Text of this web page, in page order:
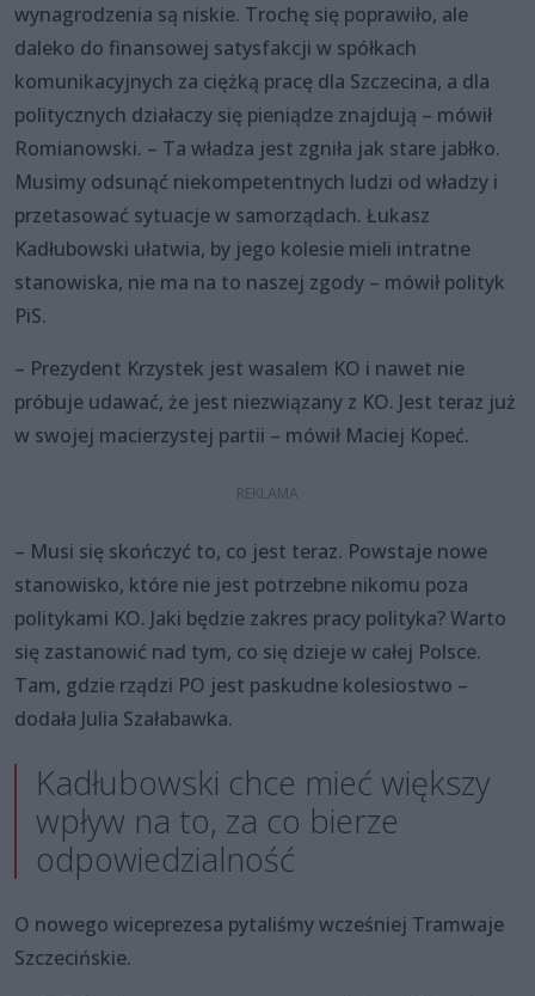
wynagrodzenia są niskie. Trochę się poprawiło, ale
daleko do finansowej satysfakcji w spółkach
komunikacyjnych za ciężką pracę dla Szczecina, a dla
politycznych działaczy się pieniądze znajdują – mówił
Romianowski. – Ta władza jest zgniła jak stare jabłko.
Musimy odsunąć niekompetentnych ludzi od władzy i
przetasować sytuacje w samorządach. Łukasz
Kadłubowski ułatwia, by jego kolesie mieli intratne
stanowiska, nie ma na to naszej zgody – mówił polityk
PiS.
– Prezydent Krzystek jest wasalem KO i nawet nie
próbuje udawać, że jest niezwiązany z KO. Jest teraz już
w swojej macierzystej partii – mówił Maciej Kopeć.
– Musi się skończyć to, co jest teraz. Powstaje nowe
stanowisko, które nie jest potrzebne nikomu poza
politykami KO. Jaki będzie zakres pracy polityka? Warto
się zastanowić nad tym, co się dzieje w całej Polsce.
Tam, gdzie rządzi PO jest paskudne kolesiostwo –
dodała Julia Szałabawka.
Kadłubowski chce mieć większy
wpływ na to, za co bierze
odpowiedzialność
O nowego wiceprezesa pytaliśmy wcześniej Tramwaje
Szczecińskie.